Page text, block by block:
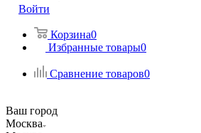
Войти
Корзина0
Избранные товары0
Сравнение товаров0
Ваш город
Москва